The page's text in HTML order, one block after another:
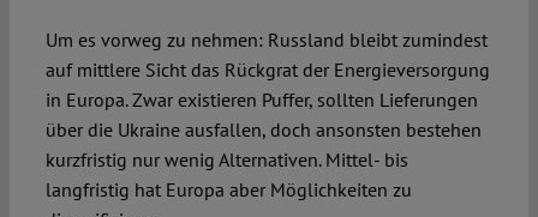
Authors
Spotlight
Um es vorweg zu nehmen: Russland bleibt zumindest
auf mittlere Sicht das Rückgrat der Energieversorgung
in Europa. Zwar existieren Puffer, sollten Lieferungen
über die Ukraine ausfallen, doch ansonsten bestehen
kurzfristig nur wenig Alternativen. Mittel- bis
langfristig hat Europa aber Möglichkeiten zu